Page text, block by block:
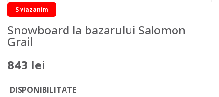
S viazaním
Snowboard la bazarului Salomon
Grail
843 lei
DISPONIBILITATE